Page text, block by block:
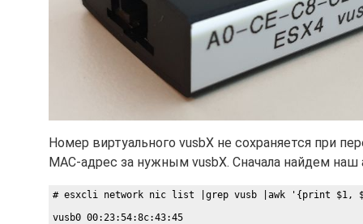
Номер виртуального vusbX не сохраняется при
MAC-адрес за нужным vusbX. Сначала найдем наш
# esxcli network nic list |grep vusb |awk '{print $1,
vusb0 00:23:54:8c:43:45